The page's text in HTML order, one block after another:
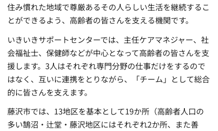
住み慣れた地域で尊厳あるその人らしい生活を継続するこ
とができるよう、高齢者の皆さんを支える機関です。
いきいきサポートセンターでは、主任ケアマネジャー、社
会福祉士、保健師などが中心となって高齢者の皆さんを支
援します。3人はそれぞれ専門分野の仕事だけをするので
はなく、互いに連携をとりながら、「チーム」として総合
的に皆さんを支えます。
藤沢市では、13地区を基本として19か所（高齢者人口の
多い鵠沼・辻堂・藤沢地区にはそれぞれ2か所、また善